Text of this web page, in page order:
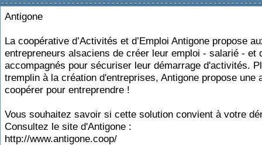
Antigone
La coopérative d’Activités et d’Emploi Antigone propose
entrepreneurs alsaciens de créer leur emploi - salarié - et
accompagnés pour sécuriser leur démarrage d'activités.
tremplin à la création d'entreprises, Antigone propose une
coopérer pour entreprendre !
Vous souhaitez savoir si cette solution convient à votre
Consultez le site d'Antigone :
http://www.antigone.coop/